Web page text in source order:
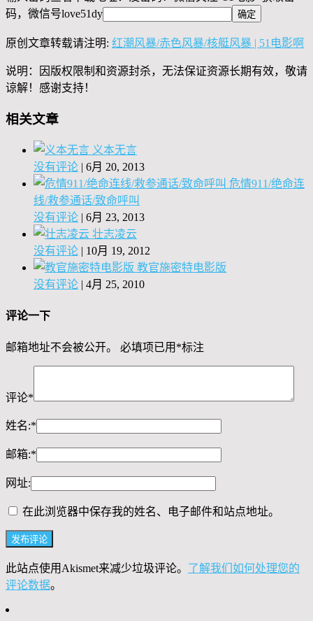
码，微信号love51dy
原创文章转载请注明: 红潮风暴/赤色风暴/核艇风暴 | 51电影啊
说明：因版权限制和资源封杀，无法保证资源长期有效，敬请
谅解！感谢支持！
相关文章
义本无言
没有评论 | 6月 20, 2013
危情911/绝命连
线/救参通话/致命呼叫
没有评论 | 6月 23, 2013
壮志凌云
没有评论 | 10月 19, 2012
教官施密特电影版
没有评论 | 4月 25, 2010
评论一下
邮箱地址不会被公开。 必填项已用 *标注
评论*
姓名:*
邮箱:*
网址:
在此浏览器中保存我的姓名、电子邮件和站点地址。
此站点使用Akismet来减少垃圾评论。 了解我们如何处理您的
评论数据。